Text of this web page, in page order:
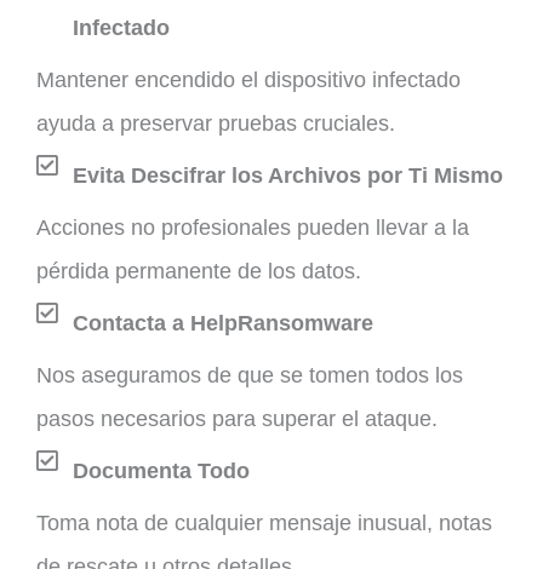
Infectado
Mantener encendido el dispositivo infectado
ayuda a preservar pruebas cruciales.
Evita Descifrar los Archivos por Ti Mismo
Acciones no profesionales pueden llevar a la
pérdida permanente de los datos.
Contacta a HelpRansomware
Nos aseguramos de que se tomen todos los
pasos necesarios para superar el ataque.
Documenta Todo
Toma nota de cualquier mensaje inusual, notas